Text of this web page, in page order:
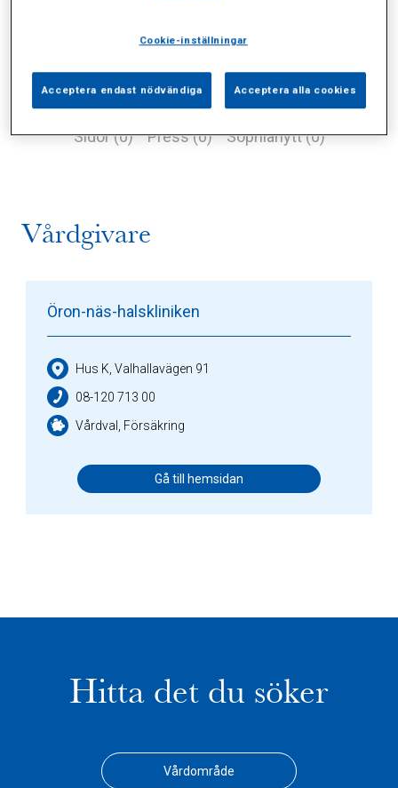
Alla (2) Vårdgivare (1) Specialister (0)
Sidor (0) Press (0) Sophianytt (0)
Vårdgivare
Öron-näs-halskliniken
Hus K, Valhallavägen 91
08-120 713 00
Vårdval, Försäkring
Gå till hemsidan
Hitta det du söker
Vårdområde
Cookie-inställningar
Acceptera endast nödvändiga Acceptera alla cookies